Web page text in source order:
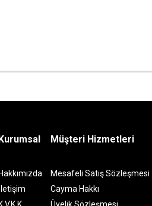
Hakkımızda
Müşteri Hizmetleri
Mesafeli Satış Sözleşmesi
Cayma Hakkı